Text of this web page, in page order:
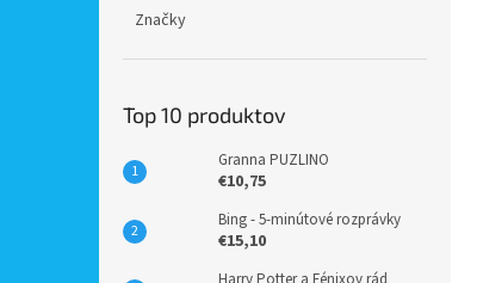
Značky
Top 10 produktov
Granna PUZLINO
€10,75
Bing - 5-minútové rozprávky
€15,10